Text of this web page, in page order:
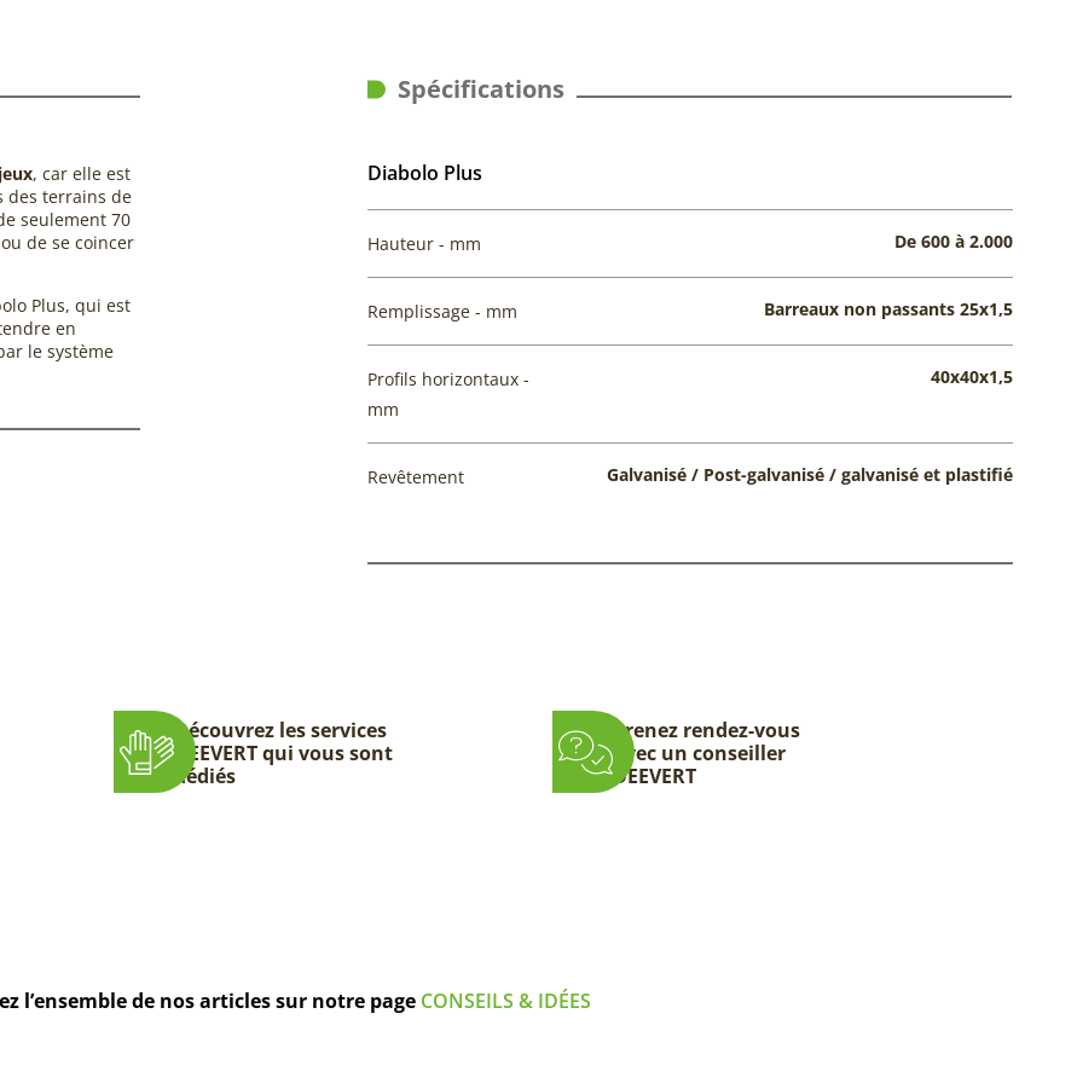
, car elle est
des terrains de
seulement 70
de se coincer
Plus, qui est
en
le système
Spécifications
Diabolo Plus
Hauteur - mm De 600 à 2.000
Remplissage - mm Barreaux non passants 25x1,5
Profils horizontaux -
mm
40x40x1,5
Revêtement Galvanisé / Post-galvanisé / galvanisé et plastifié
Découvrez les services
DEEVERT qui vous sont
dédiés
Prenez rendez-vous
avec un conseiller
DEEVERT
l’ensemble de nos articles sur notre page CONSEILS & IDÉES